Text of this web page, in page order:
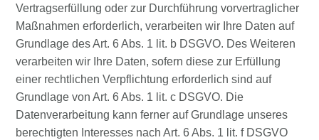
Vertragserfüllung oder zur Durchführung vorvertraglicher
Maßnahmen erforderlich, verarbeiten wir Ihre Daten auf
Grundlage des Art. 6 Abs. 1 lit. b DSGVO. Des Weiteren
verarbeiten wir Ihre Daten, sofern diese zur Erfüllung
einer rechtlichen Verpflichtung erforderlich sind auf
Grundlage von Art. 6 Abs. 1 lit. c DSGVO. Die
Datenverarbeitung kann ferner auf Grundlage unseres
berechtigten Interesses nach Art. 6 Abs. 1 lit. f DSGVO